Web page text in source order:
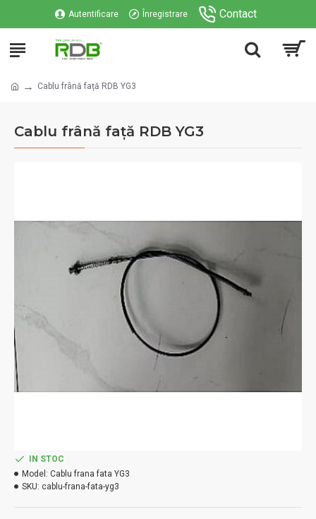
Autentificare Înregistrare Contact
Cablu frână față RDB YG3
Cablu frână față RDB YG3
IN STOC
Model: Cablu frana fata YG3
SKU: cablu-frana-fata-yg3